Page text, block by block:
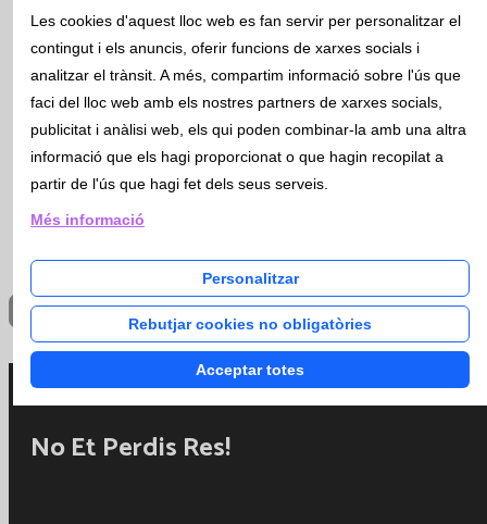
es
No Et Perdis Res!
Les cookies d'aquest lloc web es fan servir per personalitzar el
contingut i els anuncis, oferir funcions de xarxes socials i
analitzar el trànsit. A més, compartim informació sobre l'ús que
faci del lloc web amb els nostres partners de xarxes socials,
publicitat i anàlisi web, els qui poden combinar-la amb una altra
informació que els hagi proporcionat o que hagin recopilat a
partir de l'ús que hagi fet dels seus serveis.
Més informació
Personalitzar
Rebutjar cookies no obligatòries
Acceptar totes